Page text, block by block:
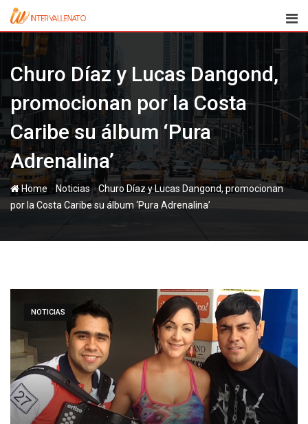
Skip
content
Churo Díaz y Lucas Dangond,
promocionan por la Costa
Caribe su álbum ‘Pura
Adrenalina’
Home - Noticias-Churo Díaz y Lucas Dangond, promocionan
por la Costa Caribe su álbum ‘Pura Adrenalina’
NOTICIAS